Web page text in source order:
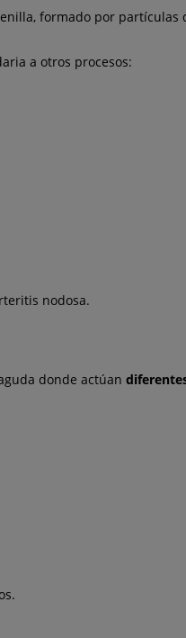
formado por partículas
a otros procesos:
nodosa.
donde actúan